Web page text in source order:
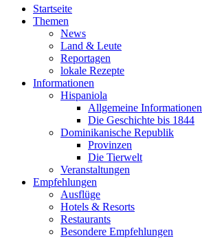
Startseite
Themen
News
Land & Leute
Reportagen
lokale Rezepte
Informationen
Hispaniola
Allgemeine Informationen
Die Geschichte bis 1844
Dominikanische Republik
Provinzen
Die Tierwelt
Veranstaltungen
Empfehlungen
Ausflüge
Hotels & Resorts
Restaurants
Besondere Empfehlungen